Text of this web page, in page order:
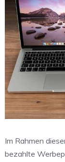
Im Rahmen
bezahlte